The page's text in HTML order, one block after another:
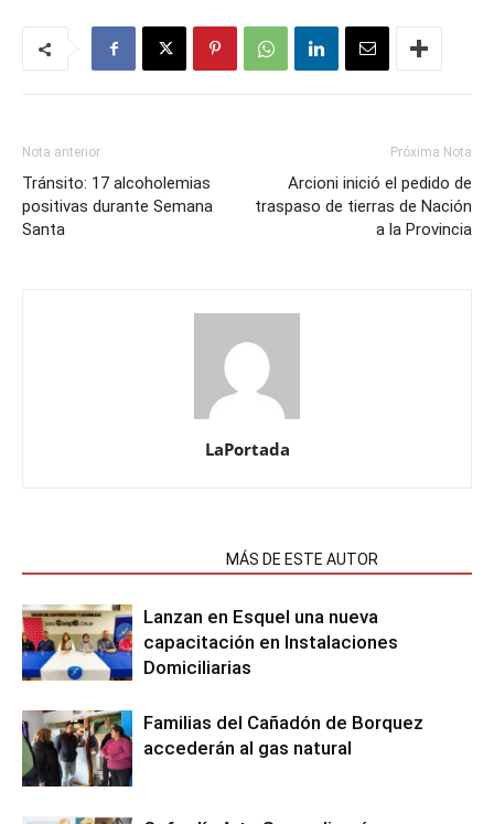
Nota anterior
Tránsito: 17 alcoholemias
positivas durante Semana
Santa
Próxima Nota
Arcioni inició el pedido de
traspaso de tierras de Nación
a la Provincia
LaPortada
MÁS DE ESTE AUTOR
Lanzan en Esquel una nueva
capacitación en Instalaciones
Domiciliarias
Familias del Cañadón de Borquez
accederán al gas natural